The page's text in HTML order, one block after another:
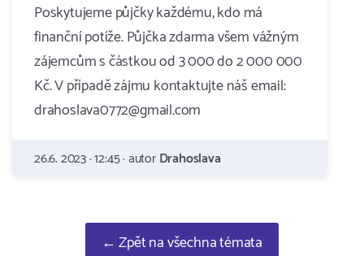
Poskytujeme půjčky každému, kdo má
finanční potíže. Půjčka zdarma všem vážným
zájemcům s částkou od 3 000 do 2 000 000
Kč. V případě zájmu kontaktujte náš email:
drahoslava0772@gmail.com
26.6. 2023 · 12:45 · autorDrahoslava
← Zpět na všechna témata